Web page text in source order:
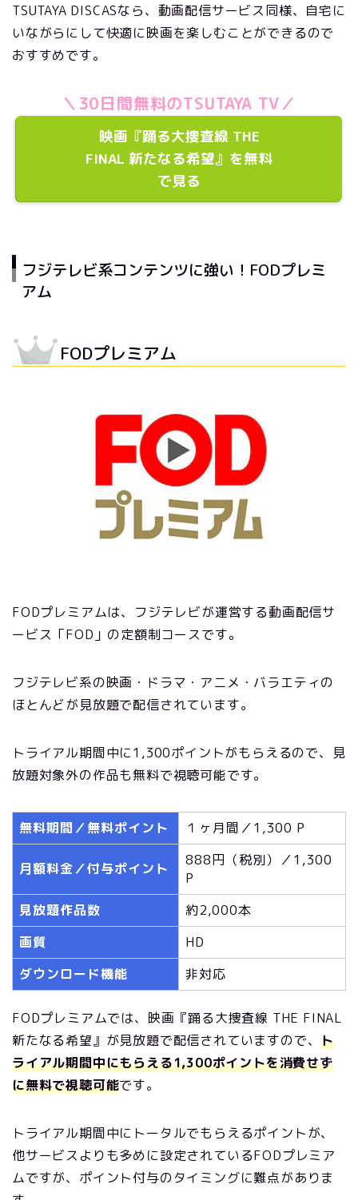
TSUTAYA DISCASなら、動画配信サービス同様、自宅に
いながらにして快適に映画を楽しむことができるので
おすすめです。
＼30日間無料のTSUTAYA TV／
映画『踊る大捜査線 THE
FINAL 新たなる希望』を無料
で見る
フジテレビ系コンテンツに強い！FODプレミ
アム
FODプレミアム
FODプレミアムは、フジテレビが運営する動画配信サ
ービス「FOD」の定額制コースです。
フジテレビ系の映画・ドラマ・アニメ・バラエティの
ほとんどが見放題で配信されています。
トライアル期間中に1,300ポイントがもらえるので、見
放題対象外の作品も無料で視聴可能です。
無料期間／無料ポイント １ヶ月間／1,300 P
月額料金／付与ポイント
888円（税別）／1,300
P
見放題作品数
約2,000本
画質
HD
ダウンロード機能
非対応
FODプレミアムでは、映画『踊る大捜査線 THE FINAL
新たなる希望』が見放題で配信されていますので、ト
ライアル期間中にもらえる1,300ポイントを消費せず
に無料で視聴可能です。
トライアル期間中にトータルでもらえるポイントが、
他サービスよりも多めに設定されているFODプレミア
ムですが、ポイント付与のタイミングに難点がありま